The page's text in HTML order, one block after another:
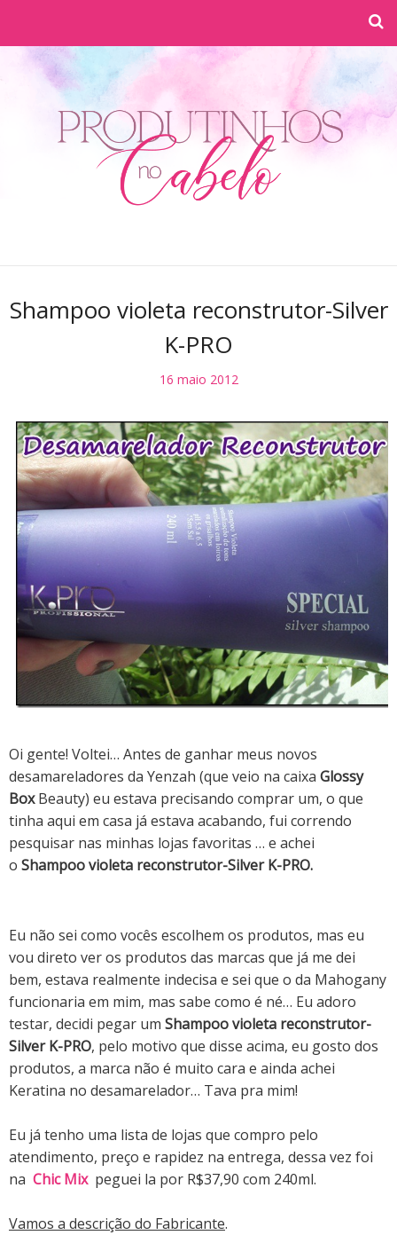
Shampoo violeta reconstrutor-Silver
K-PRO
16 maio 2012
Oi gente! Voltei… Antes de ganhar meus novos
desamareladores da Yenzah (que veio na caixa Glossy
BoxBeauty) eu estava precisando comprar um, o que
tinha aqui em casa já estava acabando, fui correndo
pesquisar nas minhas lojas favoritas … e achei
o Shampoo violeta reconstrutor-Silver K-PRO.
Eu não sei como vocês escolhem os produtos, mas eu
vou direto ver os produtos das marcas que já me dei
bem, estava realmente indecisa e sei que o da Mahogany
funcionaria em mim, mas sabe como é né… Eu adoro
testar, decidi pegar um Shampoo violeta reconstrutor-
Silver K-PRO, pelo motivo que disse acima, eu gosto dos
produtos, a marca não é muito cara e ainda achei
Keratina no desamarelador… Tava pra mim!
Eu já tenho uma lista de lojas que compro pelo
atendimento, preço e rapidez na entrega, dessa vez foi
na Chic Mixpeguei la por R$37,90 com 240ml.
Vamos a descrição do Fabricante.